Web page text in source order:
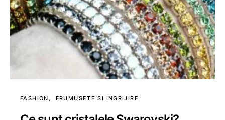
FASHION FRUMUSETE SI INGRIJIRE